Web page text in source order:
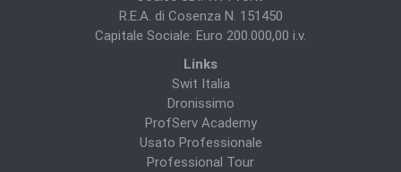
R.E.A. di Cosenza N. 151450
Capitale Sociale: Euro 200.000,00 i.v.
Links
Swit Italia
Dronissimo
ProfServ Academy
Usato Professionale
Professional Tour